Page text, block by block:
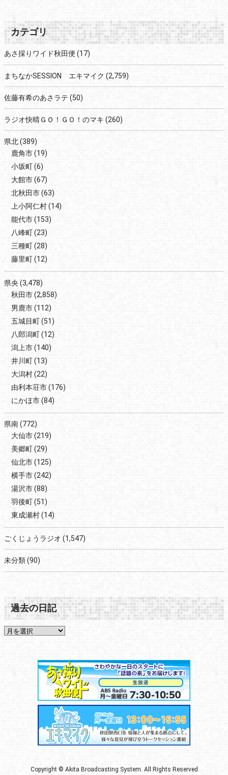
カテゴリ
あさ採りワイド秋田便 (17)
まちなかSESSION エキマイク (2,759)
佐藤有希のあさラテ (50)
ラジオ快晴ＧＯ！ＧＯ！のマキ (260)
県北(389)
鹿角市(19)
小坂町(6)
大館市(67)
北秋田市(63)
上小阿仁村(14)
能代市(153)
八峰町(23)
三種町(28)
藤里町(12)
県央 (3,478)
秋田市(2,858)
男鹿市(112)
五城目町(51)
八郎潟町(12)
潟上市(140)
井川町(13)
大潟村(22)
由利本荘市(176)
にかほ市(84)
県南(772)
大仙市(219)
美郷町(29)
仙北市(125)
横手市(242)
湯沢市(88)
羽後町(51)
東成瀬村(14)
ごくじょうラジオ (1,547)
未分類(90)
過去の日記
Copyright © Akita Broadcasting System. All Rights Reserved